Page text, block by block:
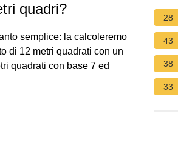
quadri?
semplice: la calcoleremo
di 12 metri quadrati con un
quadrati con base 7 ed
28
43
38
33